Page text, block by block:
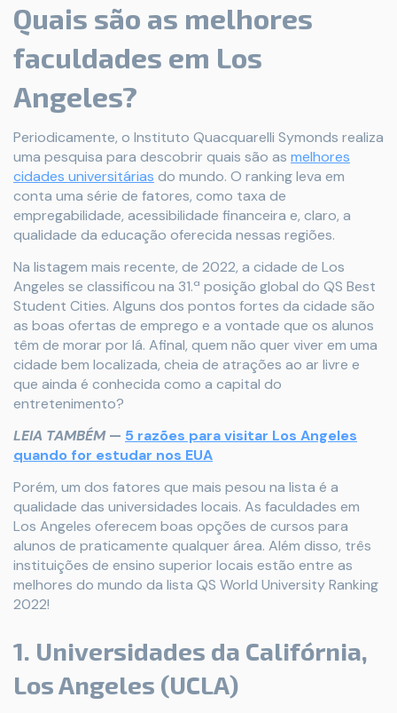
Quais são as melhores
faculdades em Los
Angeles?
Periodicamente, o Instituto Quacquarelli Symonds realiza
uma pesquisa para descobrir quais são as melhores
cidades universitárias do mundo. O ranking leva em
conta uma série de fatores, como taxa de
empregabilidade, acessibilidade financeira e, claro, a
qualidade da educação oferecida nessas regiões.
Na listagem mais recente, de 2022, a cidade de Los
Angeles se classificou na 31.ª posição global do QS Best
Student Cities. Alguns dos pontos fortes da cidade são
as boas ofertas de emprego e a vontade que os alunos
têm de morar por lá. Afinal, quem não quer viver em uma
cidade bem localizada, cheia de atrações ao ar livre e
que ainda é conhecida como a capital do
entretenimento?
LEIA TAMBÉM— 5 razões para visitar Los Angeles
quando for estudar nos EUA
Porém, um dos fatores que mais pesou na lista é a
qualidade das universidades locais. As faculdades em
Los Angeles oferecem boas opções de cursos para
alunos de praticamente qualquer área. Além disso, três
instituições de ensino superior locais estão entre as
melhores do mundo da lista QS World University Ranking
2022!
1. Universidades da Califórnia,
Los Angeles (UCLA)